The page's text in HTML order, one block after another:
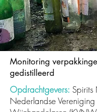
Monitoring
gedistilleerd
Opdrachtgevers: Spirits
Nederlandse Vereniging